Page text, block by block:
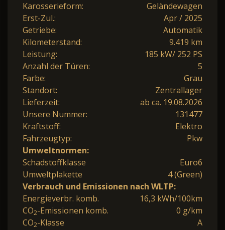
Karosserieform:
Geländewagen
Erst-Zul.:
Apr / 2025
Getriebe:
Automatik
Kilometerstand:
9.419 km
Leistung:
185 kW/ 252 PS
Anzahl der Türen:
5
Farbe:
Grau
Standort:
Zentrallager
Lieferzeit:
ab ca. 19.08.2026
Unsere Nummer:
131477
Kraftstoff:
Elektro
Fahrzeugtyp:
Pkw
Umweltnormen:
Schadstoffklasse
Euro6
Umweltplakette
4 (Green)
Verbrauch und Emissionen nach WLTP:
Energieverbr. komb.
16,3 kWh/100km
CO2-Emissionen komb.
0 g/km
CO2-Klasse A